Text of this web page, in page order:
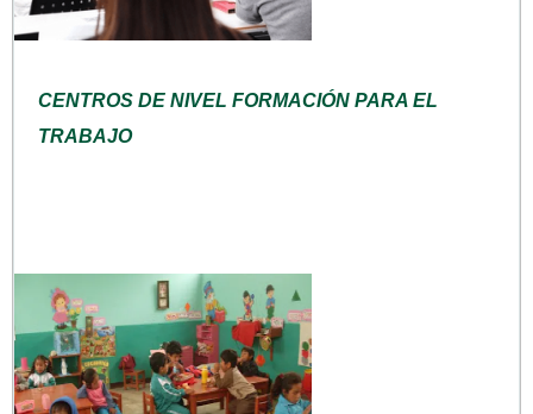
CENTROS DE NIVEL FORMACIÓN PARA EL
TRABAJO